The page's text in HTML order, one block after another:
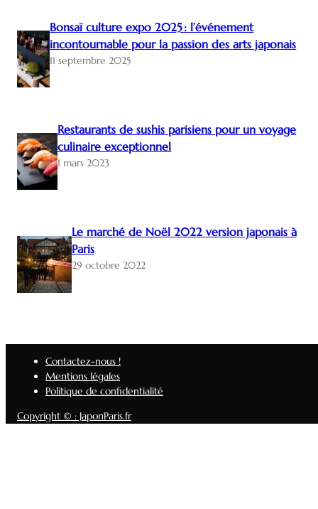
Bonsaï culture expo 2025 : l’événement
incontournable pour la passion des arts japonais
11 septembre 2025
Restaurants de sushis parisiens pour un voyage
culinaire exceptionnel
1 mars 2023
Le marché de Noël 2022 version japonais à
Paris
29 octobre 2022
Contactez-nous !
Mentions légales
Politique de confidentialité
Copyright © : JaponParis.fr